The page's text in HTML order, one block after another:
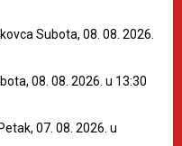
Subota, 08. 08. 2026.
08. 08. 2026. u 13:30
07. 08. 2026. u